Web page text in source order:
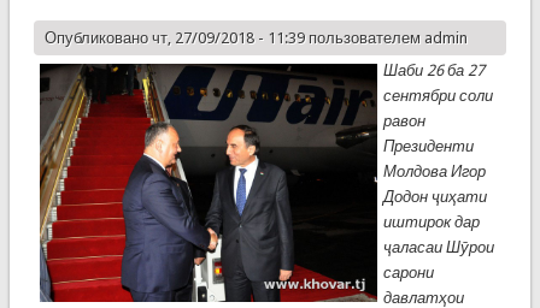
Опубликовано чт, 27/09/2018 - 11:39 пользователем admin
Шаби 26 ба 27
сентябри соли
равон
Президенти
Молдова Игор
Додон ҷиҳати
иштирок дар
ҷаласаи Шӯрои
сарони
давлатҳои